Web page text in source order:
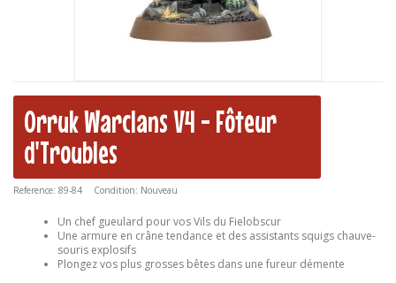
Orruk Warclans V4 - Fôteur
d'Troubles
Reference: 89-84 Condition: Nouveau
Un chef gueulard pour vos Vils du Fielobscur
Une armure en crâne tendance et des assistants squigs chauve-
souris explosifs
Plongez vos plus grosses bêtes dans une fureur démente